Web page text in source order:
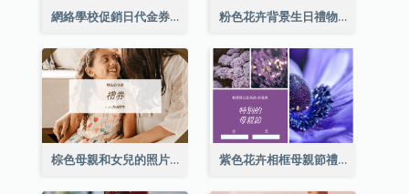
網絡學校促銷日代金券 粉色花卉背景生日禮物卡
棕色母親和女兒的照片母親節的禮品卡 紫色花卉相框母親節禮品卡